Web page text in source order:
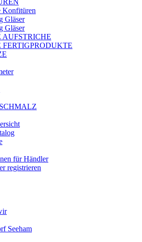
Konfitüren
Gläser
Gläser
AUFSTRICHE
für Händler
registrieren
Seeham